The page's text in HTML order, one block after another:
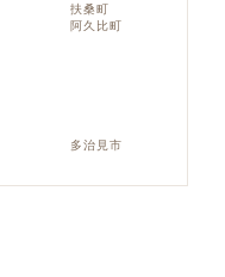
扶桑町
阿久比町
多治見市